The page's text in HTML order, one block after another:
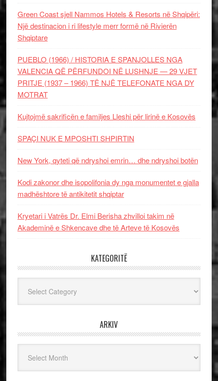
Green Coast sjell Nammos Hotels & Resorts në Shqipëri:
Një destinacion i ri lifestyle merr formë në Rivierën
Shqiptare
PUEBLO (1966) / HISTORIA E SPANJOLLES NGA
VALENCIA QË PËRFUNDOI NË LUSHNJE — 29 VJET
PRITJE (1937 – 1966) TË NJË TELEFONATE NGA DY
MOTRAT
Kujtojmë sakrificën e familjes Lleshi për lirinë e Kosovës
SPAÇI NUK E MPOSHTI SHPIRTIN
New York, qyteti që ndryshoi emrin… dhe ndryshoi botën
Kodi zakonor dhe isopolifonia dy nga monumentet e gjalla
madhështore të antikitetit shqiptar
Kryetari i Vatrës Dr. Elmi Berisha zhvilloi takim në
Akademinë e Shkencave dhe të Arteve të Kosovës
KATEGORITË
ARKIV